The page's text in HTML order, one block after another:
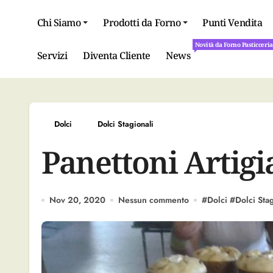
Chi Siamo Prodotti da Forno Punti Vendita
Servizi Diventa Cliente News
Novità da Forno
Novità da Forno
Dolci Dolci Stagionali
Panettoni
Nov 20, 2020 Nessun commento #Dolci #Dolci